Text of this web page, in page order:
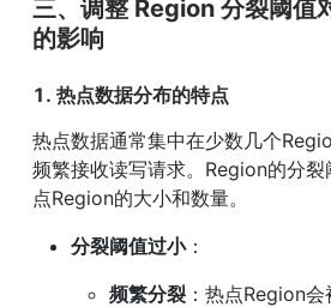
三、调整 Region 分裂阈值
的影响
1. 热点数据分布的特点
热点数据通常集中在少数几个
频繁接收读写请求。Region的分
点Region的大小和数量。
分裂阈值过小：
频繁分裂 ：热点Region